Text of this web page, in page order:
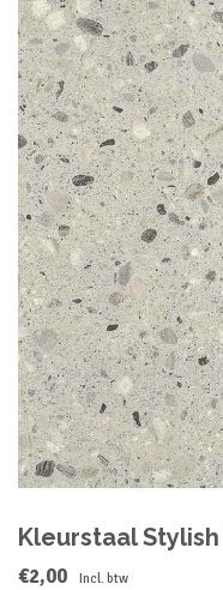
Kleurstaal
€2,00 Incl. btw